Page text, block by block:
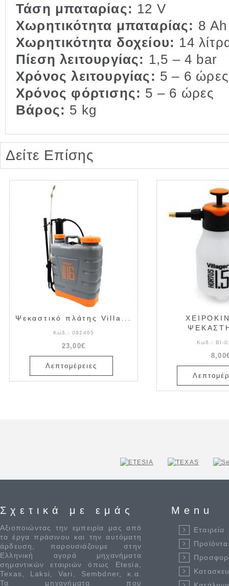
Τάση μπαταρίας: 12 V
Χωρητικότητα μπαταρίας: 8 Ah
Χωρητικότητα δοχείου: 14
Πίεση λειτουργίας: 1,5 – 4 bar
Χρόνος λειτουργίας: 5 – 6 ώρες
Χρόνος φόρτισης: 5 – 6 ώρες
Βάρος: 5 kg
Δείτε Επίσης
Ψεκαστικό πλάτης Villa...
Κωδ.: 082465
23,00€
Λεπτομέρειες
Κωδ.: ΒΙ-
Σχετικά με εμάς
Αξιοποιώντας την εμπειρία μας από
τα έργα πράσινου και την αυτόματη
άρδευση, παρουσιάζουμε στην
Ελληνική αγορά μηχανήματα
σημαντικών εταιριών όπως Etesia,
Texas, Laksi, Vari, Sembdner, κ.α.
Τα μηχανήματα που
Menu
Εταιρεία
Προϊόντα